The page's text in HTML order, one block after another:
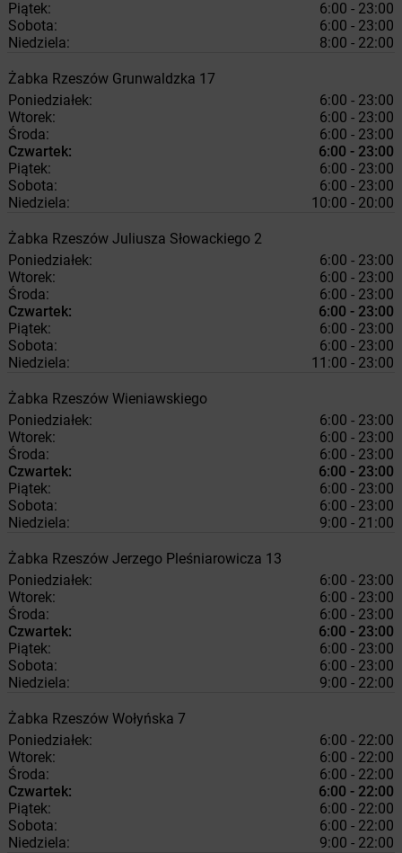
Piątek:
6:00 - 23:00
Sobota:
6:00 - 23:00
Niedziela:
8:00 - 22:00
Żabka Rzeszów Grunwaldzka 17
Poniedziałek:
6:00 - 23:00
Wtorek:
6:00 - 23:00
Środa:
6:00 - 23:00
Czwartek:
6:00 - 23:00
Piątek:
6:00 - 23:00
Sobota:
6:00 - 23:00
Niedziela:
10:00 - 20:00
Żabka Rzeszów Juliusza Słowackiego 2
Poniedziałek:
6:00 - 23:00
Wtorek:
6:00 - 23:00
Środa:
6:00 - 23:00
Czwartek:
6:00 - 23:00
Piątek:
6:00 - 23:00
Sobota:
6:00 - 23:00
Niedziela:
11:00 - 23:00
Żabka Rzeszów Wieniawskiego
Poniedziałek:
6:00 - 23:00
Wtorek:
6:00 - 23:00
Środa:
6:00 - 23:00
Czwartek:
6:00 - 23:00
Piątek:
6:00 - 23:00
Sobota:
6:00 - 23:00
Niedziela:
9:00 - 21:00
Żabka Rzeszów Jerzego Pleśniarowicza 13
Poniedziałek:
6:00 - 23:00
Wtorek:
6:00 - 23:00
Środa:
6:00 - 23:00
Czwartek:
6:00 - 23:00
Piątek:
6:00 - 23:00
Sobota:
6:00 - 23:00
Niedziela:
9:00 - 22:00
Żabka Rzeszów Wołyńska 7
Poniedziałek:
6:00 - 22:00
Wtorek:
6:00 - 22:00
Środa:
6:00 - 22:00
Czwartek:
6:00 - 22:00
Piątek:
6:00 - 22:00
Sobota:
6:00 - 22:00
Niedziela:
9:00 - 22:00